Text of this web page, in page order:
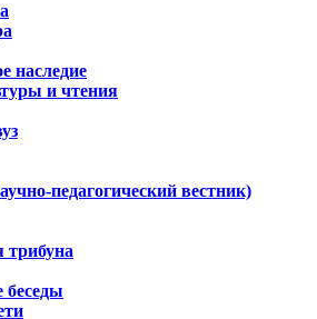
наследие
и чтения
педагогический вестник)
трибуна
беседы